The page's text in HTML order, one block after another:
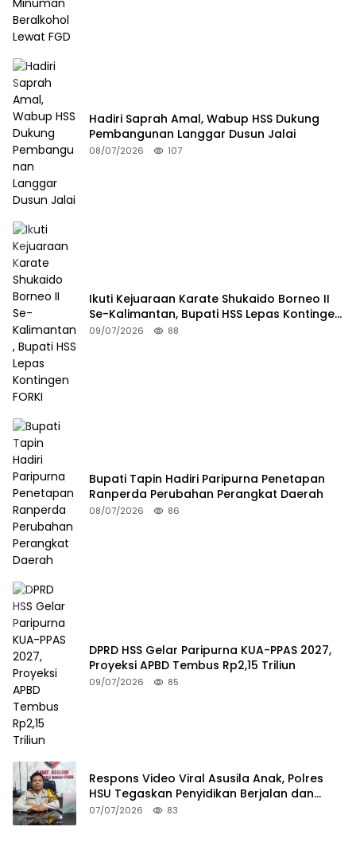
Hadiri Saprah Amal, Wabup HSS Dukung
Pembangunan Langgar Dusun Jalai
08/07/2026 107
Ikuti Kejuaraan Karate Shukaido Borneo II
Se-Kalimantan, Bupati HSS Lepas Kontingen
FORKI
09/07/2026 88
Bupati Tapin Hadiri Paripurna Penetapan
Ranperda Perubahan Perangkat Daerah
08/07/2026 86
DPRD HSS Gelar Paripurna KUA-PPAS 2027,
Proyeksi APBD Tembus Rp2,15 Triliun
09/07/2026 85
Respons Video Viral Asusila Anak, Polres
HSU Tegaskan Penyidikan Berjalan dan
Lindungi Korban
07/07/2026 83